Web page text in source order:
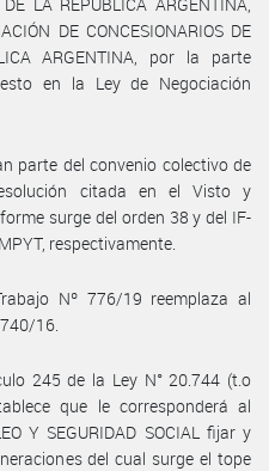
DE CONCESIONARIOS DE
ARGENTINA, por la parte
en la Ley de Negociación
parte del convenio colectivo de
citada en el Visto y
surge del orden 38 y del IF-
respectivamente.
Nº 776/19 reemplaza al
16.
245 de la Ley N° 20.744 (t.o
que le corresponderá al
Y SEGURIDAD SOCIAL fijar y
del cual surge el tope